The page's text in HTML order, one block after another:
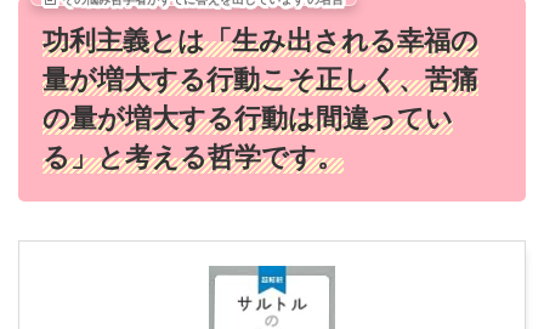
功利主義とは「生み出される幸福の
量が増大する行動こそ正しく、苦痛
の量が増大する行動は間違ってい
る」と考える哲学です。